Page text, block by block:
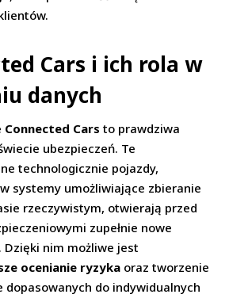
Cars i ich rola w
danych
Connected Cars to prawdziwa
ubezpieczeń. Te
technologicznie pojazdy,
systemy umożliwiające zbieranie
rzeczywistym, otwierają przed
zupełnie nowe
Dzięki nim możliwe jest
ocenianie ryzyka oraz tworzenie
dopasowanych do indywidualnych